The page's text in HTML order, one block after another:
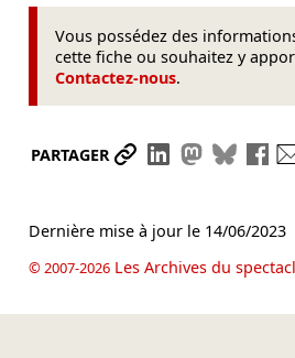
Vous possédez des
cette fiche ou souhaitez y
Contactez-nous.
PARTAGER Partager le lien
Partager sur
Partager
Dernière mise à jour le 14/06/2023
© 2007-2026Les Archives du